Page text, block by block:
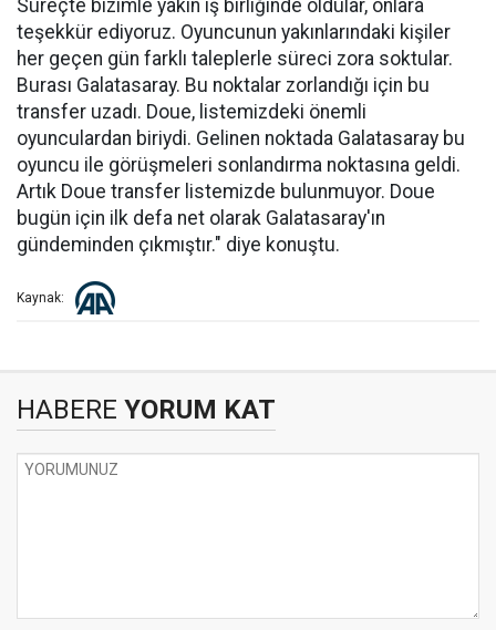
Süreçte bizimle yakın iş birliğinde oldular, onlara
teşekkür ediyoruz. Oyuncunun yakınlarındaki kişiler
her geçen gün farklı taleplerle süreci zora soktular.
Burası Galatasaray. Bu noktalar zorlandığı için bu
transfer uzadı. Doue, listemizdeki önemli
oyunculardan biriydi. Gelinen noktada Galatasaray bu
oyuncu ile görüşmeleri sonlandırma noktasına geldi.
Artık Doue transfer listemizde bulunmuyor. Doue
bugün için ilk defa net olarak Galatasaray'ın
gündeminden çıkmıştır." diye konuştu.
Kaynak:
HABERE YORUM KAT